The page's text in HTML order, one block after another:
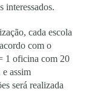
interessados.
cada escola
com o
1 oficina com 20
assim
será realizada